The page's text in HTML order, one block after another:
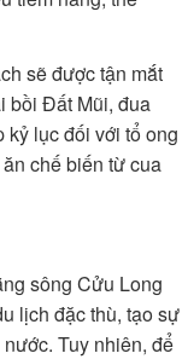
sẽ được tận mắt
bồi Ðất Mũi, đua
kỷ lục đối với tổ ong
chế biến từ cua
sông Cửu Long
lịch đặc thù, tạo sự
Tuy nhiên, để